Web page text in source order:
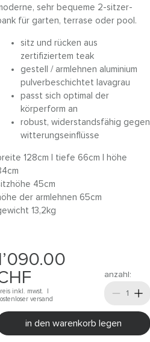
sehr bequeme 2-sitzer-
für garten, terrase oder pool.
sitz und rücken aus
zertifiziertem teak
gestell / armlehnen aluminium
pulverbeschichtet lavagrau
passt sich optimal der
körperform an
robust, widerstandsfähig gegen
witterungseinflüsse
128cm | tiefe 66cm | höhe
45cm
der armlehnen 65cm
13,2kg
inkl. mwst. |
versand
anzahl:
in den warenkorb legen